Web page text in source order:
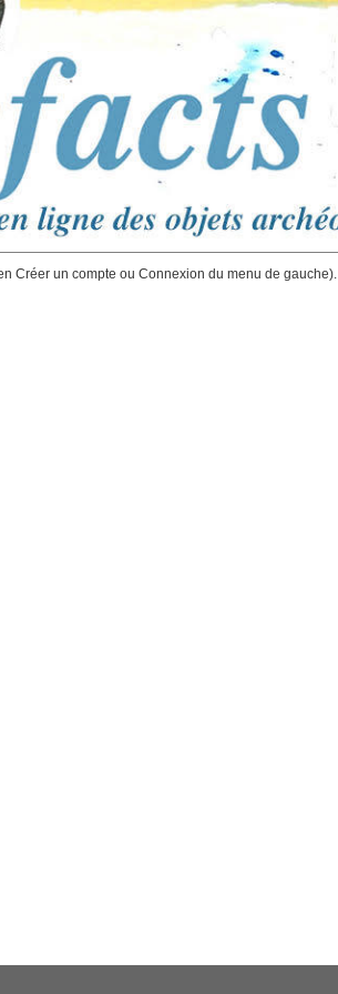
Créer un compte ou Connexion du menu de gauche).